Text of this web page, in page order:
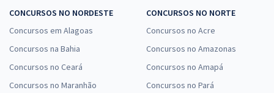
CONCURSOS NO NORDESTE
Concursos em Alagoas
Concursos na Bahia
Concursos no Ceará
Concursos no Maranhão
CONCURSOS NO NORTE
Concursos no Acre
Concursos no Amazonas
Concursos no Amapá
Concursos no Pará